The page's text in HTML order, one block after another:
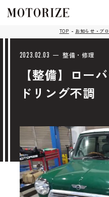
こだわり
中古車販売・在庫車情報
車検・整備・修理のご依頼
Phone
電話受付時間 10:00
タップで
お問い
058-
タップで電
TOP お知らせ・ブ
2023.02.03 整備・修理
【整備】ロー
ドリング不調